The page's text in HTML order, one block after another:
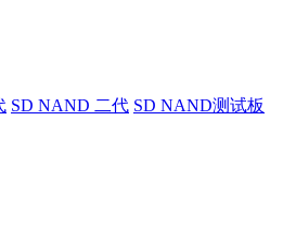
SD NAND 二代 SD NAND测试板